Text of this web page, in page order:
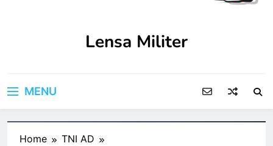
Lensa Militer
MENU
Home
TNI AD